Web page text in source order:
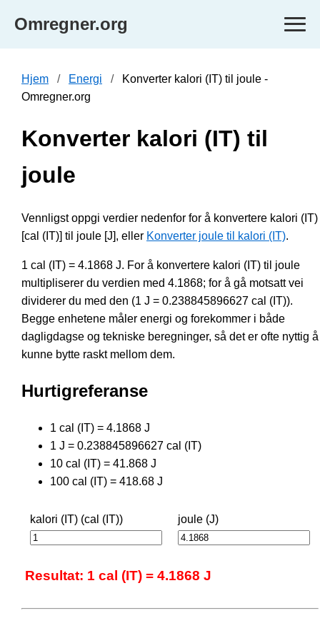
Omregner.org
Hjem Energi
Konverter kalori (IT) til joule -
Omregner.org
Konverter kalori (IT) til
joule
Vennligst oppgi verdier nedenfor for å konvertere kalori (IT)
[cal (IT)] til joule [J], eller Konverter joule til kalori (IT).
1 cal (IT) = 4.1868 J. For å konvertere kalori (IT) til joule
multipliserer du verdien med 4.1868; for å gå motsatt vei
dividerer du med den (1 J = 0.238845896627 cal (IT)).
Begge enhetene måler energi og forekommer i både
dagligdagse og tekniske beregninger, så det er ofte nyttig å
kunne bytte raskt mellom dem.
Hurtigreferanse
1 cal (IT) = 4.1868 J
1 J = 0.238845896627 cal (IT)
10 cal (IT) = 41.868 J
100 cal (IT) = 418.68 J
kalori (IT) (cal (IT)) joule (J)
Resultat: 1 cal (IT) = 4.1868 J